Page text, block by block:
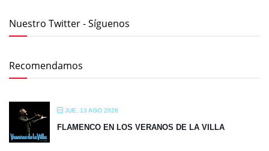
Nuestro Twitter - Síguenos
Recomendamos
JUE, 13 AGO 2026
FLAMENCO EN LOS VERANOS DE LA VILLA